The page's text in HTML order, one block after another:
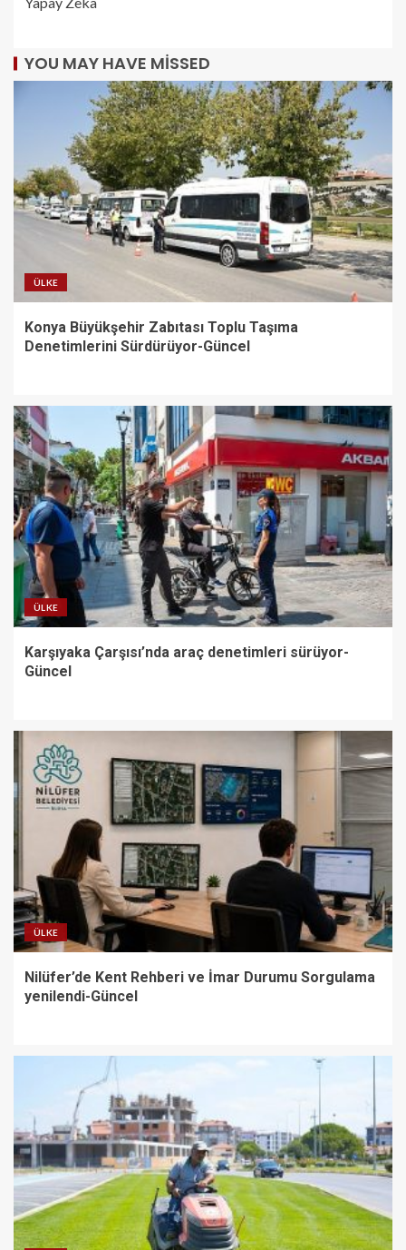
YOU MAY HAVE MISSED
ÜLKE
Konya Büyükşehir Zabıtası Toplu Taşıma
Denetimlerini Sürdürüyor-Güncel
ÜLKE
Karşıyaka Çarşısı’nda araç denetimleri sürüyor-
Güncel
ÜLKE
Nilüfer’de Kent Rehberi ve İmar Durumu Sorgulama
yenilendi-Güncel